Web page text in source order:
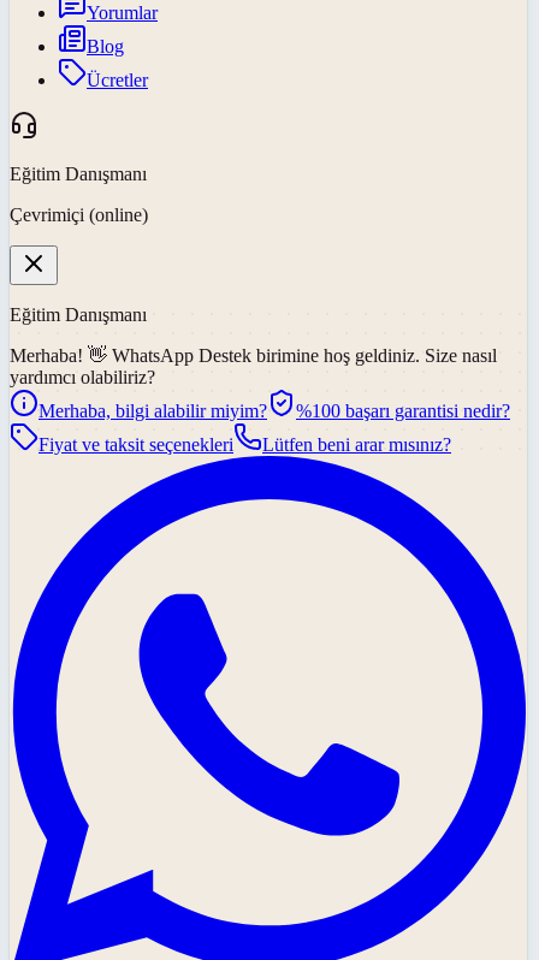
Yorumlar
Blog
Ücretler
Eğitim Danışmanı
Çevrimiçi (online)
Eğitim Danışmanı
Merhaba! 👋 WhatsApp Destek birimine hoş geldiniz. Size nasıl
yardımcı olabiliriz?
Merhaba, bilgi alabilir miyim?
%100 başarı garantisi nedir?
Fiyat ve taksit seçenekleri
Lütfen beni arar mısınız?